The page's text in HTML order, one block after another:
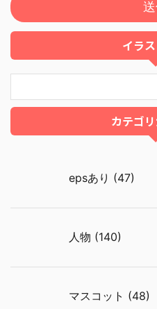
イラ
カテゴ
epsあり (47)
人物 (140)
マスコット (48)